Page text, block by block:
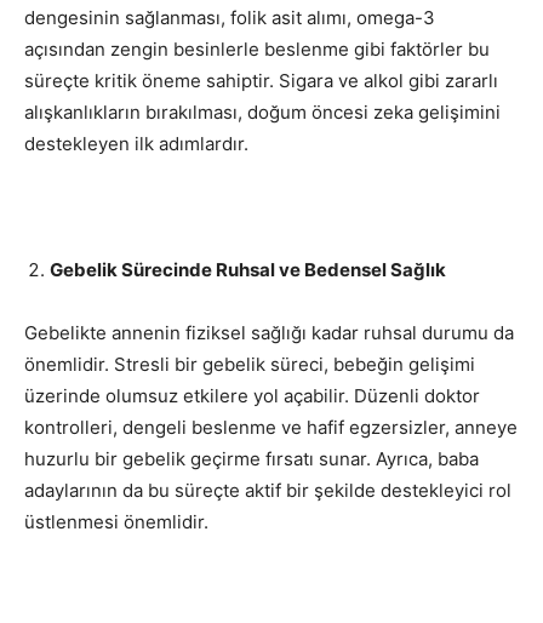
dengesinin sağlanması, folik asit alımı, omega-3
açısından zengin besinlerle beslenme gibi faktörler bu
süreçte kritik öneme sahiptir. Sigara ve alkol gibi zararlı
alışkanlıkların bırakılması, doğum öncesi zeka gelişimini
destekleyen ilk adımlardır.
Gebelik Sürecinde Ruhsal ve Bedensel Sağlık
Gebelikte annenin fiziksel sağlığı kadar ruhsal durumu da
önemlidir. Stresli bir gebelik süreci, bebeğin gelişimi
üzerinde olumsuz etkilere yol açabilir. Düzenli doktor
kontrolleri, dengeli beslenme ve hafif egzersizler, anneye
huzurlu bir gebelik geçirme fırsatı sunar. Ayrıca, baba
adaylarının da bu süreçte aktif bir şekilde destekleyici rol
üstlenmesi önemlidir.